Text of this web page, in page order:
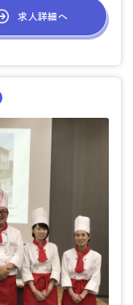
求人詳細へ